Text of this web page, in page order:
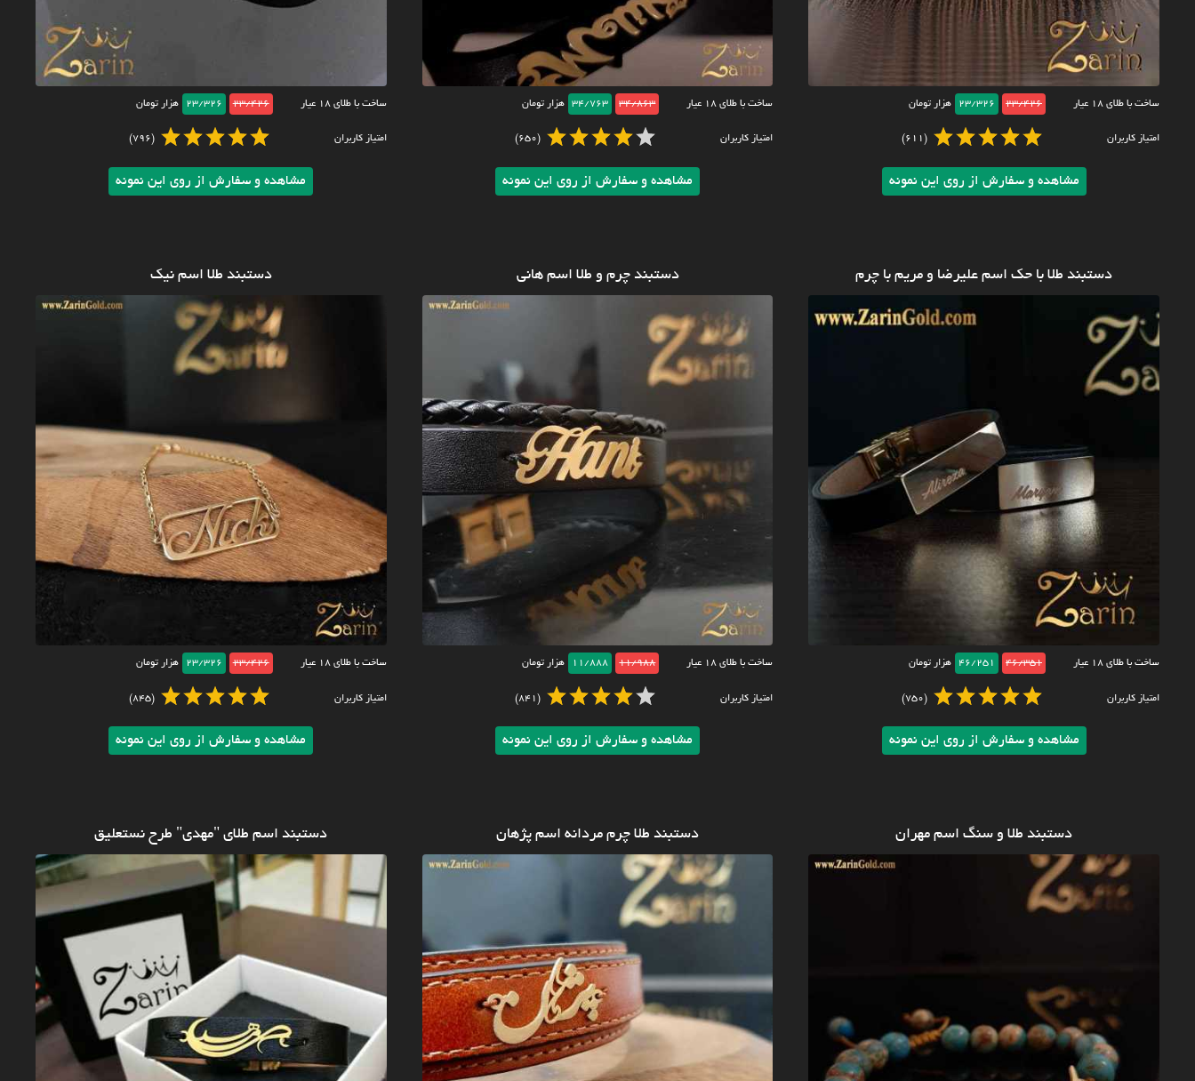
ساخت با طلای ۱۸ عیار 23/426
23/326 هزار تومان
امتیاز کاربران (611)
مشاهده و سفارش از روی این نمونه
ساخت با طلای ۱۸ عیار 34/863
34/763 هزار تومان
امتیاز کاربران (650)
مشاهده و سفارش از روی این نمونه
ساخت با طلای ۱۸ عیار 23/426
23/326 هزار تومان
امتیاز کاربران (796)
مشاهده و سفارش از روی این نمونه
دستبند طلا با حک اسم علیرضا و مریم با چرم
ساخت با طلای ۱۸ عیار 46/351
46/251 هزار تومان
امتیاز کاربران (750)
مشاهده و سفارش از روی این نمونه
دستبند چرم و طلا اسم هانی
ساخت با طلای ۱۸ عیار 11/988
11/888 هزار تومان
امتیاز کاربران (841)
مشاهده و سفارش از روی این نمونه
دستبند طلا اسم نیک
ساخت با طلای ۱۸ عیار 23/426
23/326 هزار تومان
امتیاز کاربران (845)
مشاهده و سفارش از روی این نمونه
دستبند طلا و سنگ اسم مهران دستبند طلا چرم مردانه اسم پژهان دستبند اسم طلای "مهدی" طرح نستعلیق